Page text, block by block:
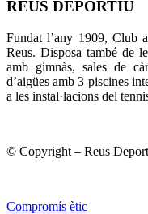
REUS DEPORTIU
Fundat l’any 1909, Club
Reus. Disposa també de
amb gimnàs, sales de
d’aigües amb 3 piscines
a les instal·lacions del
© Copyright – Reus
Compromís ètic